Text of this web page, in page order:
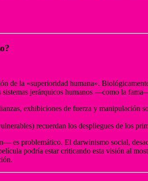
de la «superioridad humana».
jerárquicos humanos —como la
exhibiciones de fuerza y manipulación
recuerdan los despliegues de los
es problemático. El darwinismo social,
podría estar criticando esta visión al